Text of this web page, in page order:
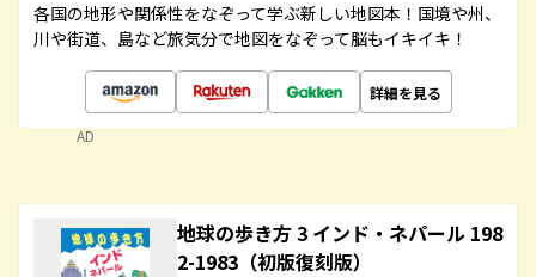
各国の地形や関係性をなぞって学ぶ新しい地図本！国境や州、
川や街道、島など旅気分で地図をなぞって脳もイキイキ！
詳細を見る
AD
地球の歩き方 3 インド・ネパール 198
2-1983（初版復刻版）